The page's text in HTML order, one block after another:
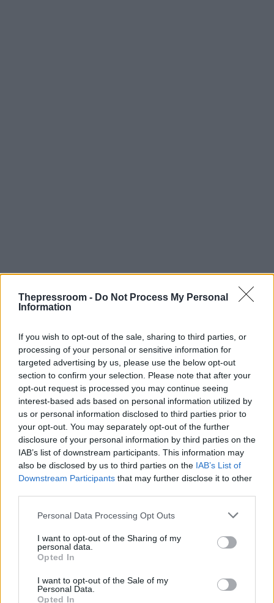
Thepressroom - Do Not Process My Personal
Information
If you wish to opt-out of the sale, sharing to third parties, or
processing of your personal or sensitive information for
targeted advertising by us, please use the below opt-out
section to confirm your selection. Please note that after your
opt-out request is processed you may continue seeing
interest-based ads based on personal information utilized by
us or personal information disclosed to third parties prior to
your opt-out. You may separately opt-out of the further
disclosure of your personal information by third parties on the
IAB’s list of downstream participants. This information may
also be disclosed by us to third parties on the IAB’s List of
Downstream Participants that may further disclose it to other
Please note that this website/app uses one or more Google
not limited to your visit or usage behaviour. You may click to
grant or deny consent to Google and its third-party tags to
use your data for below specified purposes in below Google
consent section.
Personal Data Processing Opt Outs
I want to opt-out of the Sharing of my
personal data.
Opted In
I want to opt-out of the Sale of my
Personal Data.
Opted In
Το μήνυμα Μητσοτάκη και το ρεκόρ στο
YouTube
Το αποψινό live απέκτησε μέχρι και πολιτικό
ενδιαφέρον, καθώς ο πρωθυπουργός Κυριάκος
Μητσοτάκης, από το βήμα του 16ου συνεδρίου
της Νέας Δημοκρατίας, αναφέρθηκε στον τελικό.
Απευθυνόμενος στον πρόεδρο του ΕΛΚ
Μάνφρεντ Βέμπερ και τον Κύπριο πρόεδρο Νίκο
Χριστοδουλίδη, ο κ. Μητσοτάκης ευχαρίστησε για
την ευρωπαϊκή στήριξη, ενώ εξέφρασε την
συνεχιστεί και φέτος.
Πέρα από τα προγνωστικά, ο Έλληνας
εκπρόσωπος έχει ήδη αναδειχθεί σε μεγάλο
περισσότερες από 2 εκατομμύρια προβολές στο
YouTube για την εμφάνισή του στον ημιτελικό. Ο